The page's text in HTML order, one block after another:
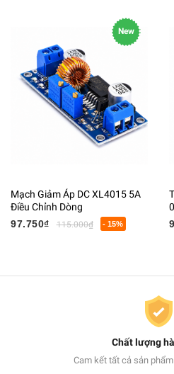
New
Mạch Giảm Áp DC XL4015 5A
Điều Chỉnh Dòng
97.750₫
115.000₫ - 15%
Chất lượng
Cam kết tất cả sản